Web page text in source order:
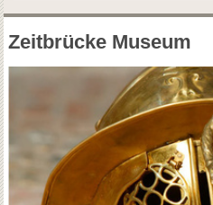
Zeitbrücke Museum